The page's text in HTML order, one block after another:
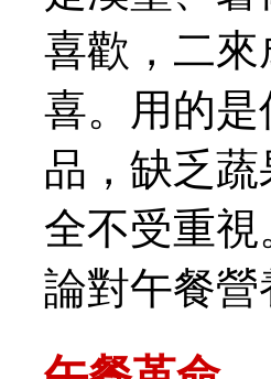
喜歡，二
喜。用的
品，缺乏
全不受重
論對午餐